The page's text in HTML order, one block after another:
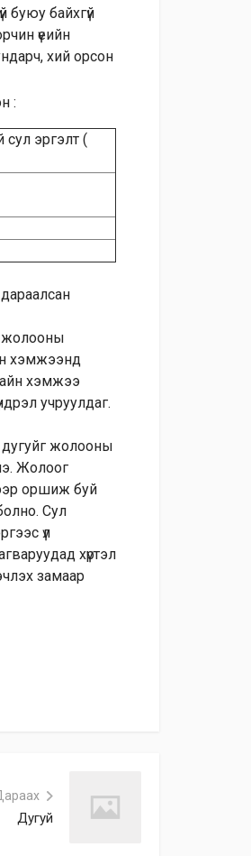
буюу байхгүй
үеийн
хий орсон
:
эргэлт (
жолооны
хэмжээнд
хэмжээ
учруулдаг.
дугуйг жолооны
Жолоог
оршиж буй
Сул
үл
хүртэл
замаар
Дугуй